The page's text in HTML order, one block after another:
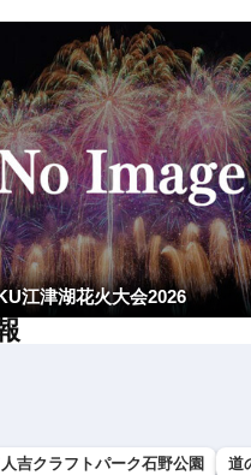
江津湖花火大会2026
吉クラフトパーク石野公園 道